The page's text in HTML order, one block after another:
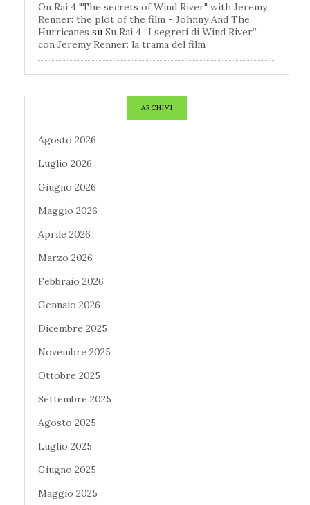
On Rai 4 "The secrets of Wind River" with Jeremy
Renner: the plot of the film - Johnny And The
Hurricanes su Su Rai 4 “I segreti di Wind River”
con Jeremy Renner: la trama del film
ARCHIVI
Agosto 2026
Luglio 2026
Giugno 2026
Maggio 2026
Aprile 2026
Marzo 2026
Febbraio 2026
Gennaio 2026
Dicembre 2025
Novembre 2025
Ottobre 2025
Settembre 2025
Agosto 2025
Luglio 2025
Giugno 2025
Maggio 2025